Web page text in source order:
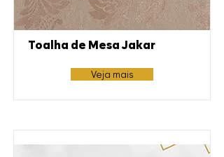
Toalha de Mesa Jakar
Veja mais